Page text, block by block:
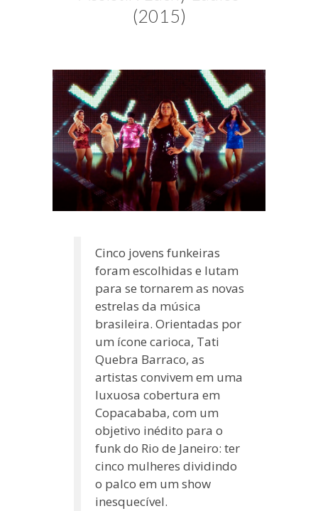
(2015)
Cinco jovens funkeiras
foram escolhidas e lutam
para se tornarem as novas
estrelas da música
brasileira. Orientadas por
um ícone carioca, Tati
Quebra Barraco, as
artistas convivem em uma
luxuosa cobertura em
Copacababa, com um
objetivo inédito para o
funk do Rio de Janeiro: ter
cinco mulheres dividindo
o palco em um show
inesquecível.